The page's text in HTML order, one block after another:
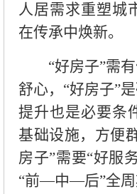
人居需求重塑城
在传承中焕新。
“好房子”需
舒心，“好房子”
提升也是必要条
基础设施，方便
房子”需要“好服
“前—中—后”全周